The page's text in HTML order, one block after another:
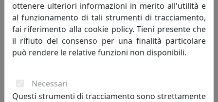
Creatività - è un termine che indica l'arte o la capacità di
creare e inventare."Creatività è unire elementi esistenti
con connessioni nuove, che siano utili" - Henri Poincaré.
La creatività si fonda sulla profonda conoscenza delle
regole da superare, non può svilupparsi in assenza di
personalità creativa sono curiosità, indipendenza,
spirito critico, autodisciplina.
ottenere ulteriori informazioni in merito all'utilità e
al funzionamento di tali strumenti di tracciamento,
fai riferimento alla cookie policy. Tieni presente che
il rifiuto del consenso per una finalità particolare
può rendere le relative funzioni non disponibili.
Necessari
Questi strumenti di tracciamento sono strettamente